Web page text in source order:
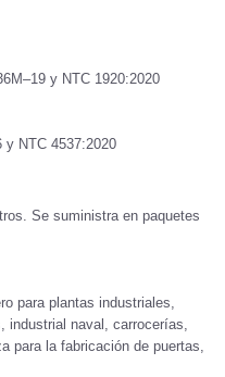
y NTC 1920:2020
NTC 4537:2020
Se suministra en paquetes
para plantas industriales,
industrial naval, carrocerías,
para la fabricación de puertas,